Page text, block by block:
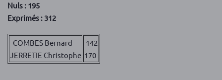
Nuls : 195
Exprimés : 312
COMBES Bernard
JERRETIE Christophe
142
170